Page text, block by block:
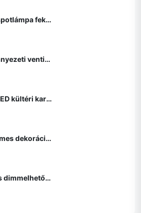
Rusztikus spotlámpa fekete állítható füstüveggel - Athén
Kültéri mennyezeti ventilátor fekete 91,3 cm LED-del, fényerőszabályzóval, távirányítóval IP44 - Toledo
Eurolamp LED kültéri karácsonyi fényfüzér LINE 500 LED 17,9 m IP44 többszínű 600
LED napelemes dekorációs lánc 10xLED/1,2V 300mAh 3,8m IP44 flamingó 311535
5 db E27-es dimmelhető LED izzó G95 matt 4W 430lm 2200-4000K szett